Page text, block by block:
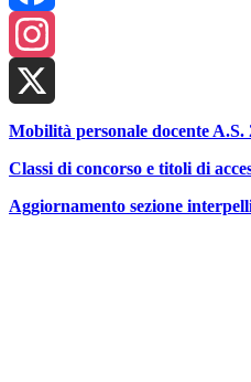
Facebook
Instagram
X
Mobilità personale docente A.S.
Classi di concorso e titoli di
Aggiornamento sezione